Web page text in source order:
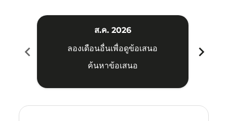
chevron_left
ส.ค. 2026
ลองเดือนอื่นเพื่อดูข้อเสนอ
ค้นหาข้อเสนอ
chevron_right